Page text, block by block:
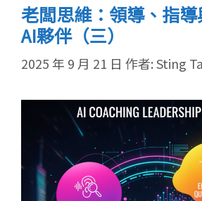
老闆思維：領導、指
AI夥伴（三）
2025 年 9 月 21 日 作者:Sting